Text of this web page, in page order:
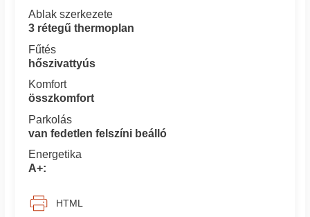
Ablak szerkezete
3 rétegű thermoplan
Fűtés
hőszivattyús
Komfort
összkomfort
Parkolás
van fedetlen felszíni beálló
Energetika
A+:
HTML